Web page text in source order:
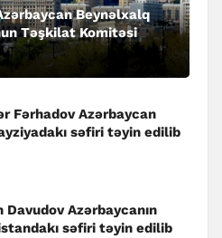
Beynəlxalq
Təşkilat Komitəsi
Fərhadov Azərbaycan
səfiri təyin edilib
Davudov Azərbaycanın
səfiri təyin edilib